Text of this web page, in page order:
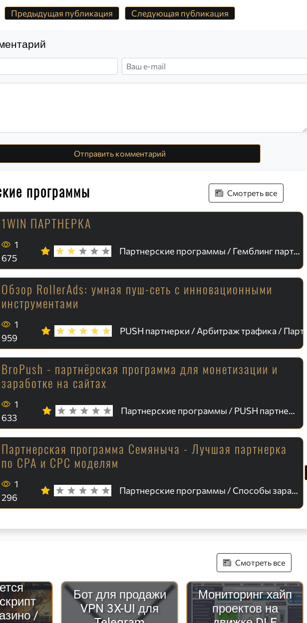
Предыдущая публикация Следующая публикация
Отправить комментарий
программы Смотреть все
1WIN ПАРТНЕРКА
1
675
Партнерские программы / Гемблинг партнерки
Обзор RollerAds: умная пуш-сеть с инновационными
инструментами
1
959
BroPush - партнёрская программа для монетизации и
заработке на сайтах
1
633
Партнерские программы / PUSH партнерки
Партнерская программа Семяныча - Лучшая партнерка
по CPA и CPC моделям
1
296
Партнерские программы / Способы заработка
Смотреть все
/
Бот для продажи
VPN 3X-UI для
Мониторинг хайп
проектов на